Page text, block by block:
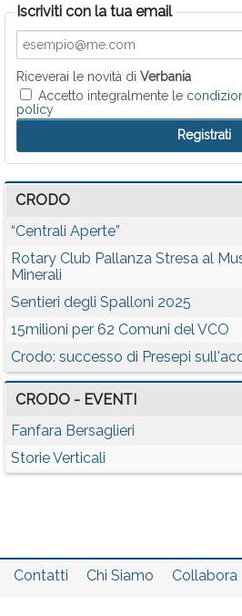
Iscriviti con la tua email
Riceverai le novità di Verbania
Accetto integralmente le
policy
CRODO
“Centrali Aperte”
Rotary Club Pallanza Stresa al
Minerali
Sentieri degli Spalloni 2025
15milioni per 62 Comuni del VCO
Crodo: successo di Presepi
CRODO - EVENTI
Fanfara Bersaglieri
Storie Verticali
Contatti Chi Siamo Collabora